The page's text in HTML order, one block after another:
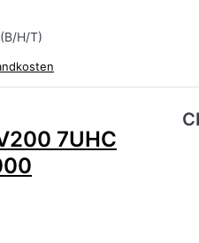
H/T)
liegen noch keine
7UHC